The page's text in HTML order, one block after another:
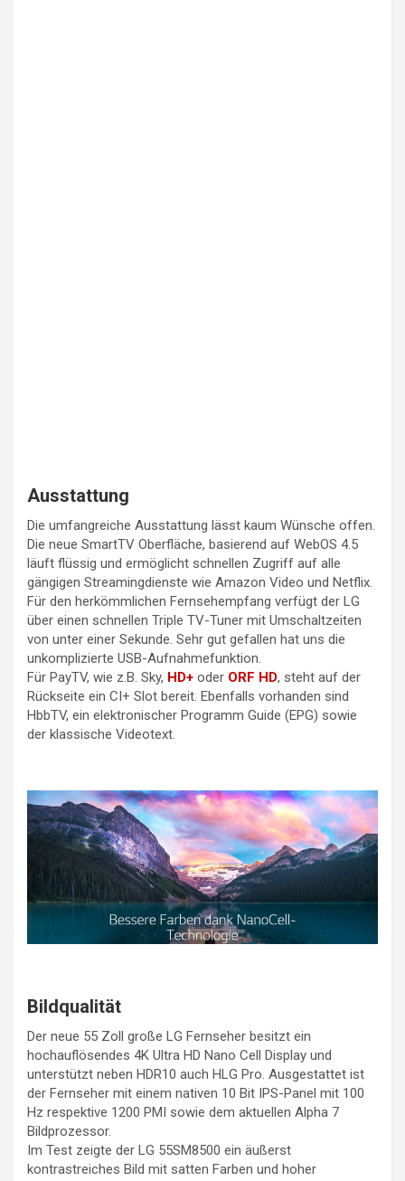
Ausstattung
Die umfangreiche Ausstattung lässt kaum Wünsche offen.
Die neue SmartTV Oberfläche, basierend auf WebOS 4.5
läuft flüssig und ermöglicht schnellen Zugriff auf alle
gängigen Streamingdienste wie Amazon Video und Netflix.
Für den herkömmlichen Fernsehempfang verfügt der LG
über einen schnellen Triple TV-Tuner mit Umschaltzeiten
von unter einer Sekunde. Sehr gut gefallen hat uns die
unkomplizierte USB-Aufnahmefunktion.
Für PayTV, wie z.B. Sky, HD+ oder ORF HD, steht auf der
Rückseite ein CI+ Slot bereit. Ebenfalls vorhanden sind
HbbTV, ein elektronischer Programm Guide (EPG) sowie
der klassische Videotext.
Bildqualität
Der neue 55 Zoll große LG Fernseher besitzt ein
hochauflösendes 4K Ultra HD Nano Cell Display und
unterstützt neben HDR10 auch HLG Pro. Ausgestattet ist
der Fernseher mit einem nativen 10 Bit IPS-Panel mit 100
Hz respektive 1200 PMI sowie dem aktuellen Alpha 7
Bildprozessor.
Im Test zeigte der LG 55SM8500 ein äußerst
kontrastreiches Bild mit satten Farben und hoher